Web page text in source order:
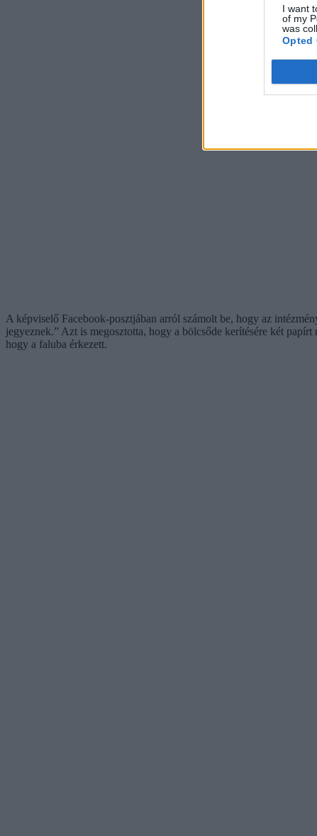
I want
of my
was
Opted
A képviselő Facebook-posztjában arról számolt be, hogy az
jegyeznek.” Azt is megosztotta, hogy a bölcsőde kerítésére két
hogy a faluba érkezett.